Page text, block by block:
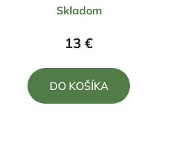
hodnotenie
produktu
z
Skladom
13 €
DO KOŠÍKA